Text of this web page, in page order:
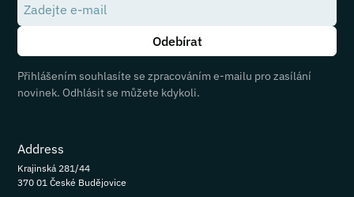
Přihlášením souhlasíte se zpracováním e-mailu pro zasílání
novinek. Odhlásit se můžete kdykoli.
Address
Krajinská 281/44
370 01 České Budějovice